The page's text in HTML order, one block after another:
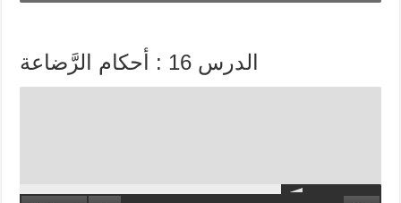
الدرس 16 : أحكام الرَّضاعة